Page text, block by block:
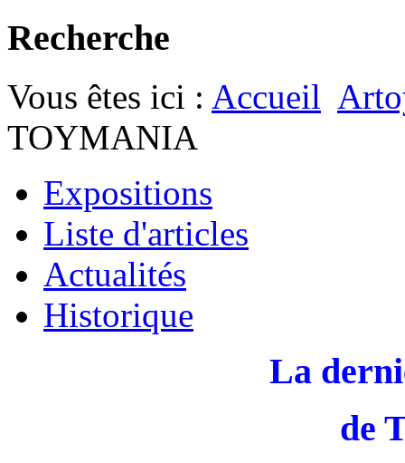
Recherche
Vous êtes ici : Accueil
TOYMANIA
Expositions
Liste d'articles
Actualités
Historique
La
de